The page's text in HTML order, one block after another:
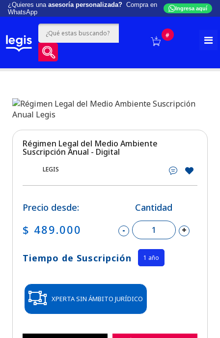
¿Quieres una asesoría personalizada? Compra en
WhatsApp
Ingresa aquí
#
Régimen Legal del Medio Ambiente
Suscripción Anual - Digital
LEGIS
Precio desde:
$ 489.000
Cantidad
- +
Tiempo de Suscripción 1 año
XPERTA SIN ÁMBITO JURÍDICO